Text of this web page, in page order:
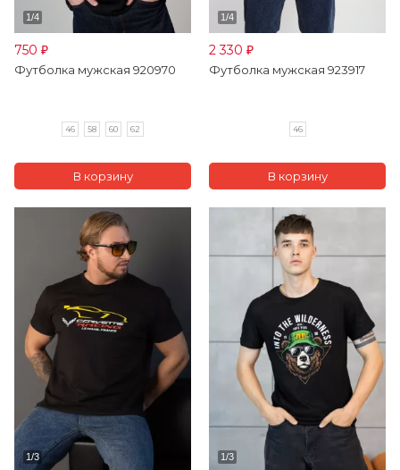
750 ₽
Футболка мужская 920970
46 58 60 62
2 330 ₽
Футболка мужская 923917
46